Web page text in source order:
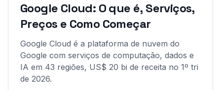
Google Cloud: O que é, Serviços,
Preços e Como Começar
Google Cloud é a plataforma de nuvem do
Google com serviços de computação, dados e
IA em 43 regiões, US$ 20 bi de receita no 1º tri
de 2026.